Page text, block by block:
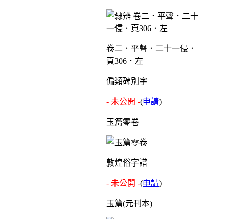
卷二．平聲．二十一侵．
頁306．左
偏類碑別字
- 未公開 -(申請)
玉篇零卷
敦煌俗字譜
- 未公開 -(申請)
玉篇(元刊本)